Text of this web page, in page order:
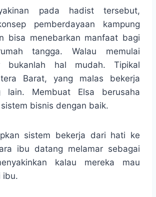
pada hadist tersebut,
pemberdayaan kampung
bisa menebarkan manfaat bagi
tangga. Walau memulai
bukanlah hal mudah. Tipikal
Barat, yang malas bekerja
lain. Membuat Elsa berusaha
bisnis dengan baik.
sistem bekerja dari hati ke
ibu datang melamar sebagai
kalau mereka mau
ibu.